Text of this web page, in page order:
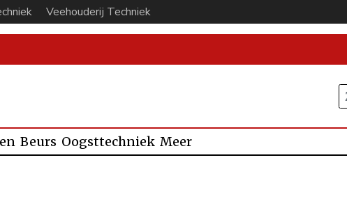
Veehouderij Techniek
Beurs Oogsttechniek Meer